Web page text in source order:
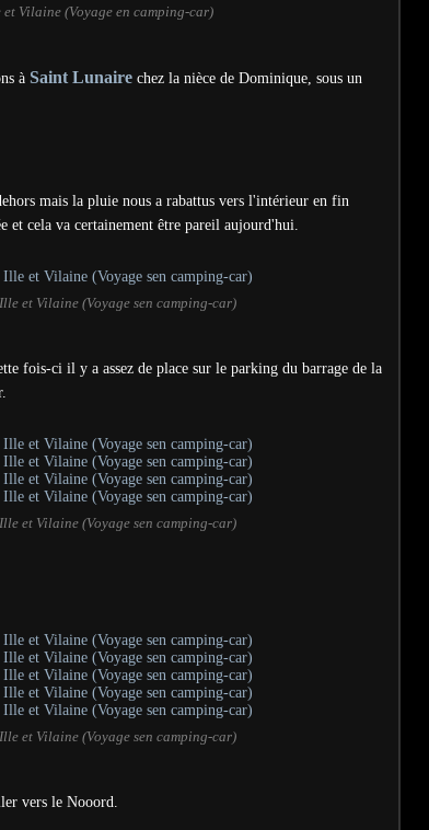
Vilaine (Voyage en camping-car)
à Saint Lunaire chez la nièce de Dominique, sous un
mais la pluie nous a rabattus vers l'intérieur en fin
et cela va certainement être pareil aujourd'hui.
et Vilaine (Voyage sen camping-car)
fois-ci il y a assez de place sur le parking du barrage de la
et Vilaine (Voyage sen camping-car)
et Vilaine (Voyage sen camping-car)
vers le Nooord.